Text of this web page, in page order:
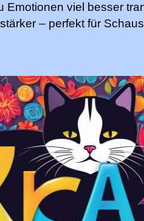
Emotionen viel besser
– perfekt für